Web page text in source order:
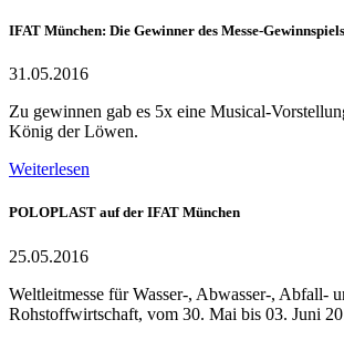
IFAT München: Die Gewinner des Messe-Gewinnspiels
31.05.2016
Zu gewinnen gab es 5x eine Musical-
König der Löwen.
Weiterlesen
POLOPLAST auf der IFAT München
25.05.2016
Weltleitmesse für Wasser-, Abwasser-, Abfall-
Rohstoffwirtschaft, vom 30. Mai bis 03. Juni